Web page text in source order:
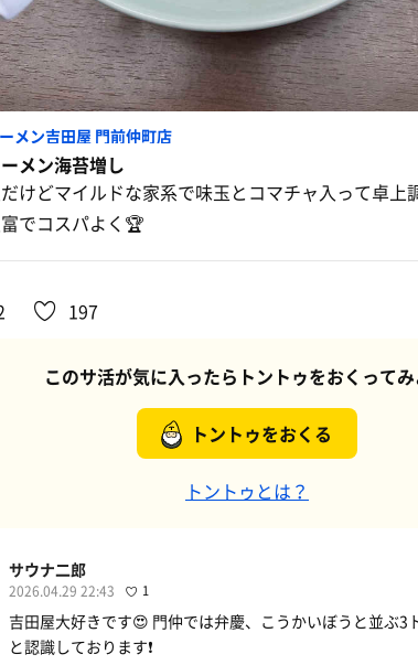
メン吉田屋 門前仲町店
メン海苔増し
けどマイルドな家系で味玉とコマチャ入って卓上
でコスパよく🏆
197
このサ活が気に入ったらトントゥをおくってみ
トントゥをおくる
トントゥとは？
サウナ二郎
2026.04.29 22:43 1
吉田屋大好きです😍 門仲では弁慶、こうかいぼうと並ぶ3
と認識しております❗️